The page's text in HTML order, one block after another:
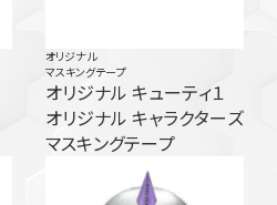
オリジナル
マスキングテープ
オリジナル キューティ１
オリジナル キャラクターズ
マスキングテープ